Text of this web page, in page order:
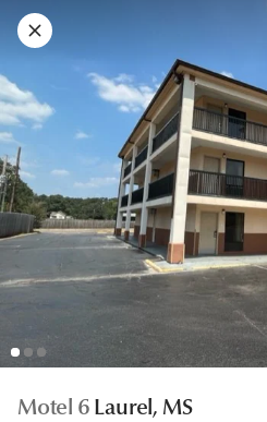
Motel 6 Laurel, MS